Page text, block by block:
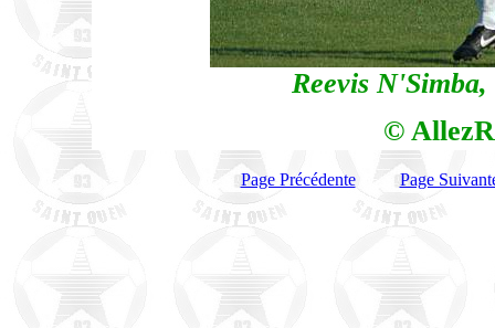
Reevis
©
Page Précédente Page